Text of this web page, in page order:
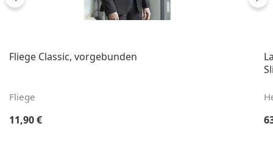
Fliege Classic, vorgebunden
Fliege
Regulärer Preis:
11,90 €